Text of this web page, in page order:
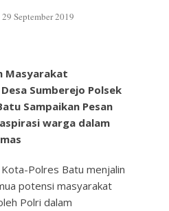
29 September 2019
Masyarakat
Sumberejo Polsek
Sampaikan Pesan
warga dalam
Polres Batu menjalin
potensi masyarakat
Polri dalam